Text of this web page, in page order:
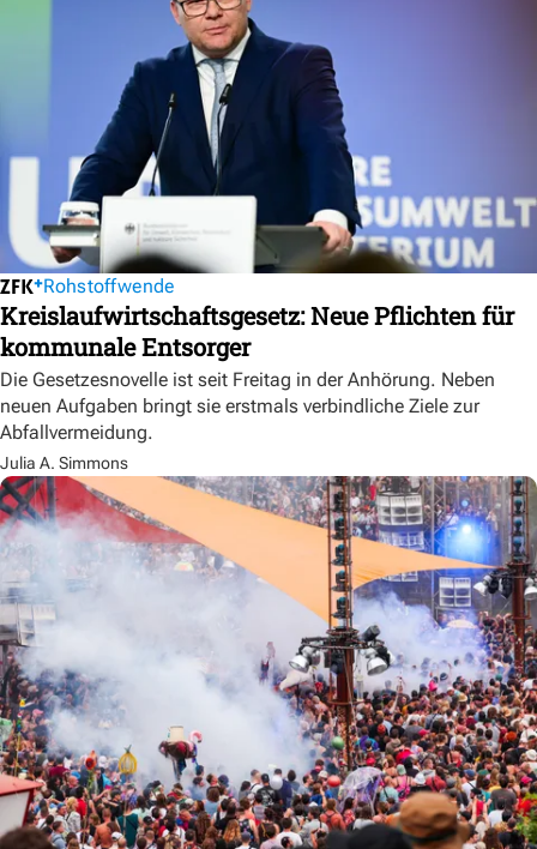
Rohstoffwende
Kreislaufwirtschaftsgesetz: Neue Pflichten für
kommunale Entsorger
Die Gesetzesnovelle ist seit Freitag in der Anhörung. Neben
neuen Aufgaben bringt sie erstmals verbindliche Ziele zur
Abfallvermeidung.
Julia A. Simmons